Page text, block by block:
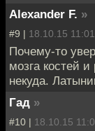
Alexander F. »
#9 | 18.10.15 11:01
Почему-то
мозга костей
некуда.
Гад »
#10 | 18.10.15